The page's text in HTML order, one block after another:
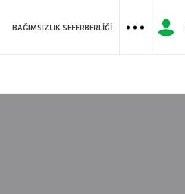
BAĞIMSIZLIK SEFERBERLIĞI